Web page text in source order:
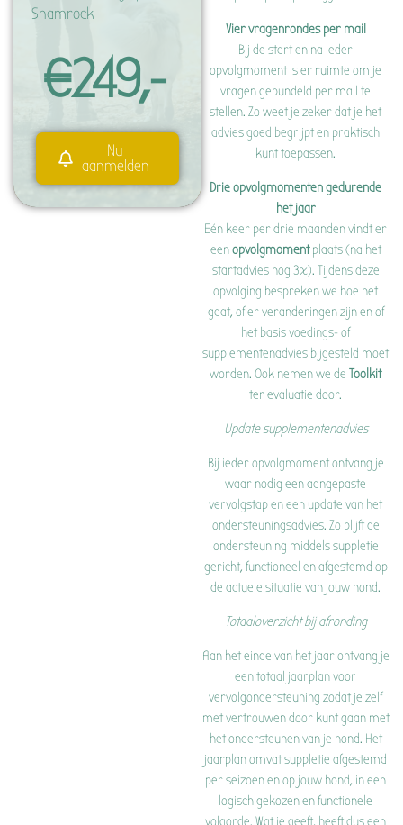
Vier vragenrondes per mail
Bij de start en na ieder
opvolgmoment is er ruimte om je
vragen gebundeld per mail te
stellen. Zo weet je zeker dat je het
advies goed begrijpt en praktisch
kunt toepassen.
Drie opvolgmomenten gedurende
het jaar
Eén keer per drie maanden vindt er
eenopvolgmomentplaats (na het
startadvies nog 3x). Tijdens deze
opvolging bespreken we hoe het
gaat, of er veranderingen zijn en of
het basis voedings- of
supplementenadvies bijgesteld moet
worden. Ook nemen we de Toolkit
ter evaluatie door.
Update supplementenadvies
Bij ieder opvolgmoment ontvang je
waar nodig een aangepaste
vervolgstap en een update van het
ondersteuningsadvies. Zo blijft de
ondersteuning middels suppletie
gericht, functioneel en afgestemd op
de actuele situatie van jouw hond.
Totaaloverzicht bij afronding
Aan het einde van het jaar ontvang je
een totaal jaarplan voor
vervolgondersteuning zodat je zelf
met vertrouwen door kunt gaan met
het ondersteunen van je hond. Het
jaarplan omvat suppletie afgestemd
per seizoen en op jouw hond, in een
logisch gekozen en functionele
volgorde. Wat je geeft, heeft dus een
Shamrock
€249,-
Nu
aanmelden